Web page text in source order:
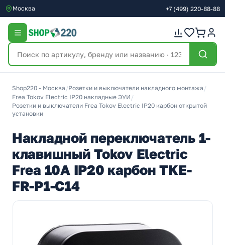
Москва +7 (499) 220-88-88
Shop220 - Москва /Розетки и выключатели накладного монтажа /
Frea Tokov Electric IP20 накладные ЭУИ /
Розетки и выключатели Frea Tokov Electric IP20 карбон открытой
установки
Накладной переключатель 1-
клавишный Tokov Electric
Frea 10А IP20 карбон TKE-
FR-P1-C14